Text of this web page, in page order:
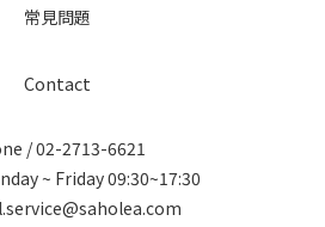
常見問題
Contact
/ 02-2713-6621
~ Friday 09:30~17:30